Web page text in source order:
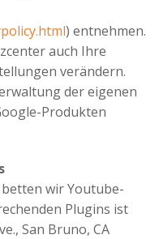
) entnehmen.
auch Ihre
verändern.
der eigenen
Produkten
wir Youtube-
Plugins ist
San Bruno, CA